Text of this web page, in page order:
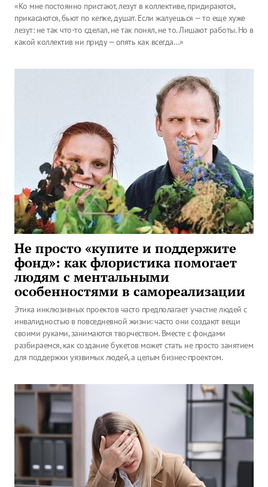
«Ко мне постоянно пристают, лезут в коллективе, придираются,
прикасаются, бьют по кепке, душат. Если жалуешься — то еще хуже
лезут: не так что-то сделал, не так понял, не то. Лишают работы. Но в
какой коллектив ни приду — опять как всегда…»
Не просто «купите и поддержите
фонд»: как флористика помогает
людям с ментальными
особенностями в самореализации
Этика инклюзивных проектов часто предполагает участие людей с
инвалидностью в повседневной жизни: часто они создают вещи
своими руками, занимаются творчеством. Вместе с фондами
разбираемся, как создание букетов может стать не просто занятием
для поддержки уязвимых людей, а целым бизнес-проектом.